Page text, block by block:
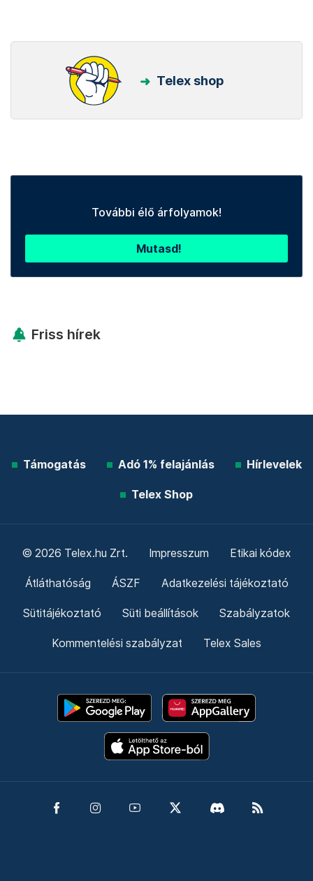
Telex shop
További élő árfolyamok!
Mutasd!
Friss hírek
Támogatás Adó 1% felajánlás Hírlevelek
Telex Shop
© 2026 Telex.hu Zrt. Impresszum Etikai kódex
Átláthatóság ÁSZF Adatkezelési tájékoztató
Sütitájékoztató Süti beállítások Szabályzatok
Kommentelési szabályzat Telex Sales